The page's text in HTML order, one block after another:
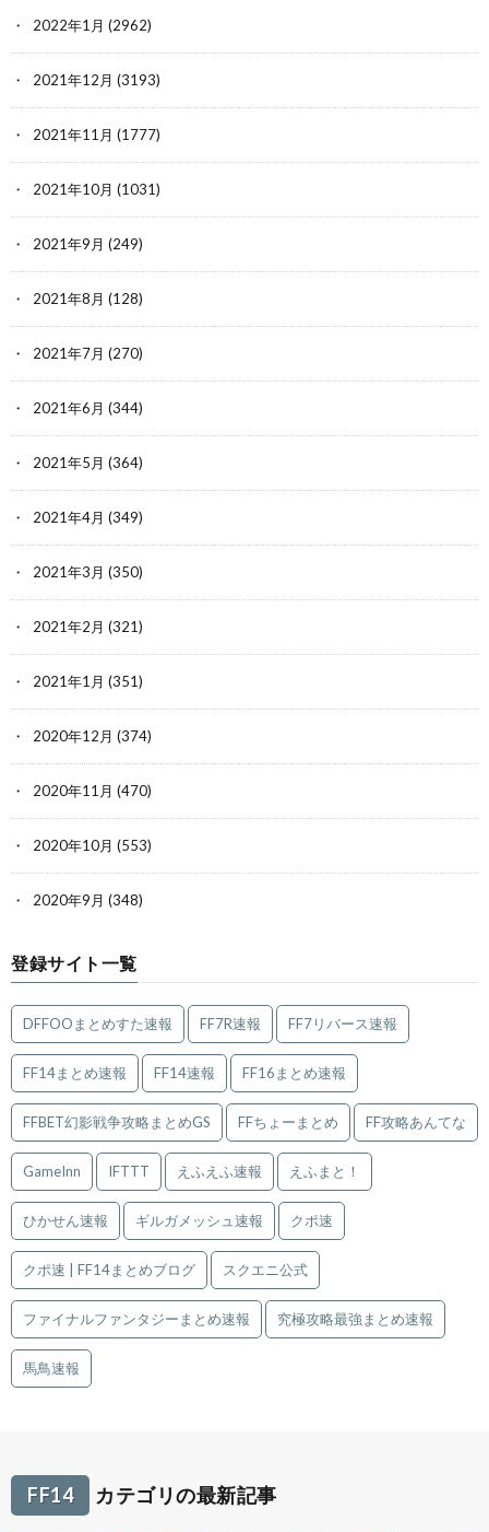
2022年1月 (2962)
2021年12月 (3193)
2021年11月 (1777)
2021年10月 (1031)
2021年9月 (249)
2021年8月 (128)
2021年7月 (270)
2021年6月 (344)
2021年5月 (364)
2021年4月 (349)
2021年3月 (350)
2021年2月 (321)
2021年1月 (351)
2020年12月 (374)
2020年11月 (470)
2020年10月 (553)
2020年9月 (348)
登録サイト一覧
DFFOOまとめすた速報 FF7R速報 FF7リバース速報
FF14まとめ速報 FF14速報 FF16まとめ速報
FFBET幻影戦争攻略まとめGS FFちょーまとめ FF攻略あんてな
GameInn IFTTT えふえふ速報 えふまと！
ひかせん速報 ギルガメッシュ速報 クポ速
クポ速 | FF14まとめブログ スクエニ公式
ファイナルファンタジーまとめ速報 究極攻略最強まとめ速報
馬鳥速報
FF14 カテゴリの最新記事